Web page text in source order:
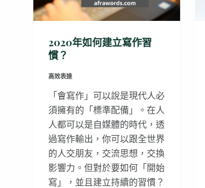
2020年如何建立寫作習
慣？
高效表達
「會寫作」可以說是現代人必
須擁有的「標準配備」。在人
人都可以是自媒體的時代，透
過寫作輸出，你可以跟全世界
的人交朋友，交流思想，交換
影響力。但對於要如何「開始
寫」，並且建立持續的習慣？